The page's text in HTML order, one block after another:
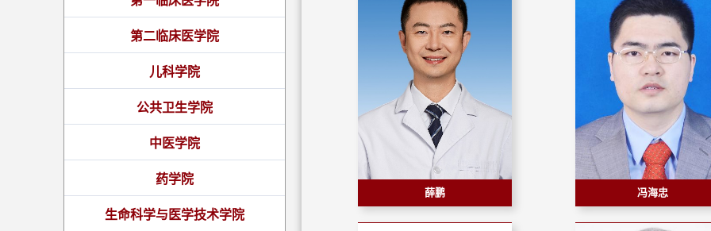
第二临床医学院
儿科学院
公共卫生学院
中医学院
药学院
生命科学与医学技术学院
薛鹏 冯海忠